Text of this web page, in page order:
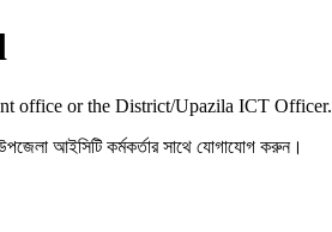
office or the District/Upazila ICT Officer.
আইসিটি কর্মকর্তার সাথে যোগাযোগ করুন।